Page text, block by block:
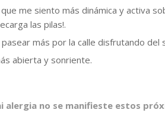
me siento más dinámica y activa
las pilas!.
más por la calle disfrutando del
abierta y sonriente.
no se manifieste estos